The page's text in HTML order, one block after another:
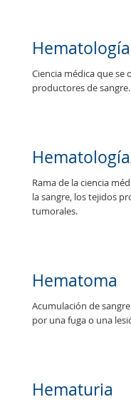
Hematología
Ciencia médicaqueseo
productoresdesangre.
Ramade laciencia méd
lasangre, lostejidos pr
tumorales.
Hematoma
Acumulación desangre
por unafugao una lesi
Hematuria